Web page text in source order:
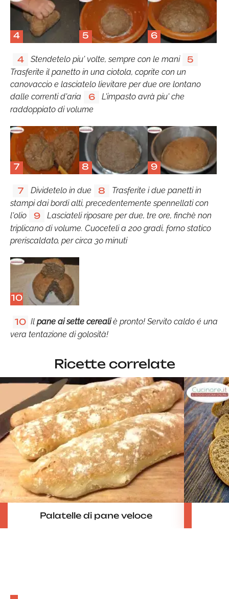
4 5 6
4 Stendetelo piu' volte, sempre con le mani 5
Trasferite il panetto in una ciotola, coprite con un
canovaccio e lasciatelo lievitare per due ore lontano
dalle correnti d'aria
6
L'impasto avrà piu' che
raddoppiato di volume
7 8 9
7 Dividetelo in due 8
Trasferite i due panetti in
stampi dai bordi alti, precedentemente spennellati con
l'olio
9
Lasciateli riposare per due, tre ore, finchè non
triplicano di volume. Cuoceteli a 200 gradi, forno statico
preriscaldato, per circa 30 minuti
10
10 Il pane ai sette cerealiè pronto! Servito caldo é una
vera tentazione di golosità!
Ricette correlate
Palatelle di pane veloce